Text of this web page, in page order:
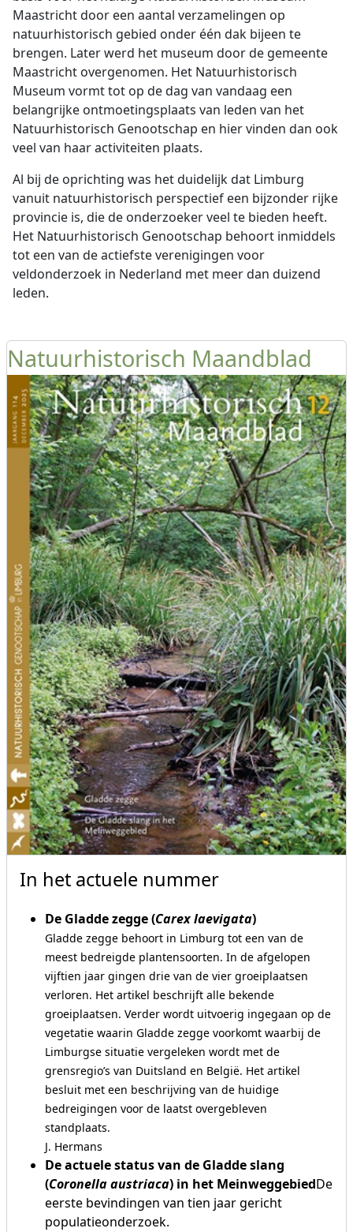
Maastricht door een aantal verzamelingen op
natuurhistorisch gebied onder één dak bijeen te
brengen. Later werd het museum door de gemeente
Maastricht overgenomen. Het Natuurhistorisch
Museum vormt tot op de dag van vandaag een
belangrijke ontmoetingsplaats van leden van het
Natuurhistorisch Genootschap en hier vinden dan ook
veel van haar activiteiten plaats.
Al bij de oprichting was het duidelijk dat Limburg
vanuit natuurhistorisch perspectief een bijzonder rijke
provincie is, die de onderzoeker veel te bieden heeft.
Het Natuurhistorisch Genootschap behoort inmiddels
tot een van de actiefste verenigingen voor
veldonderzoek in Nederland met meer dan duizend
leden.
Natuurhistorisch Maandblad
In het actuele nummer
De Gladde zegge (Carex laevigata)
Gladde zegge behoort in Limburg tot een van de
meest bedreigde plantensoorten. In de afgelopen
vijftien jaar gingen drie van de vier groeiplaatsen
verloren. Het artikel beschrijft alle bekende
groeiplaatsen. Verder wordt uitvoerig ingegaan op de
vegetatie waarin Gladde zegge voorkomt waarbij de
Limburgse situatie vergeleken wordt met de
grensregio’s van Duitsland en België. Het artikel
besluit met een beschrijving van de huidige
bedreigingen voor de laatst overgebleven
standplaats.
J. Hermans
De actuele status van de Gladde slang
(Coronella austriaca) in het MeinweggebiedDe
eerste bevindingen van tien jaar gericht
populatieonderzoek.